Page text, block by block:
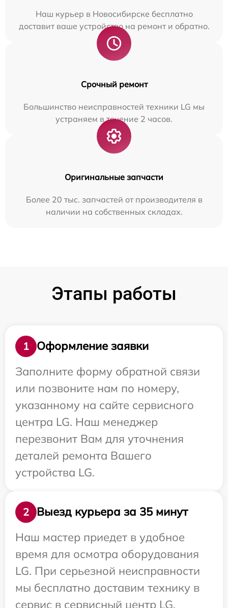
Наш курьер в Новосибирске бесплатно
доставит ваше устройство на ремонт и обратно.
Срочный ремонт
Большинство неисправностей техники LG мы
устраняем в течение 2 часов.
Оригинальные запчасти
Более 20 тыс. запчастей от производителя в
наличии на собственных складах.
Этапы работы
1
Оформление заявки
Заполните форму обратной связи
или позвоните нам по номеру,
указанному на сайте сервисного
центра LG. Наш менеджер
перезвонит Вам для уточнения
деталей ремонта Вашего
устройства LG.
2
Выезд курьера за 35 минут
Наш мастер приедет в удобное
время для осмотра оборудования
LG. При серьезной неисправности
мы бесплатно доставим технику в
сервис в сервисный центр LG.